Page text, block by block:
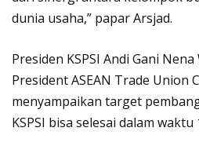
dunia usaha,” papar Arsjad.
Presiden KSPSI Andi Gani
President ASEAN Trade Union
menyampaikan target
KSPSI bisa selesai dalam waktu